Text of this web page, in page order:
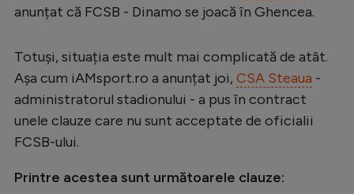
anunțat că FCSB - Dinamo se joacă în Ghencea.
Totuși, situația este mult mai complicată de atât.
Așa cum iAMsport.ro a anunțat joi, CSA Steaua -
administratorul stadionului - a pus în contract
unele clauze care nu sunt acceptate de oficialii
FCSB-ului.
Printre acestea sunt următoarele clauze: